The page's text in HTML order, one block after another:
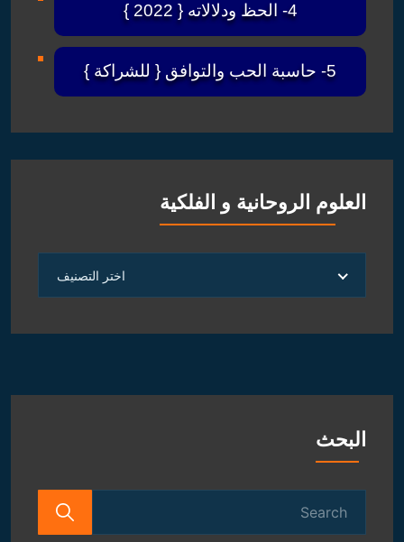
4- الحظ ودلالاته { 2022 }
5- حاسبة الحب والتوافق { للشراكة }
العلوم الروحانية و الفلكية
الروحانية
الفلكية
اختر التصنيف
البحث